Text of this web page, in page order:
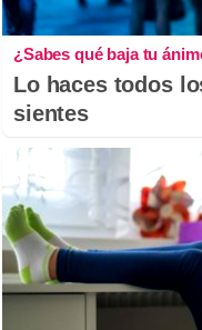
¿Sabes qué baja tu
Lo haces todos
sientes